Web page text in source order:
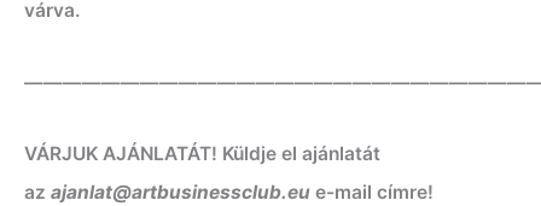
várva.
VÁRJUK AJÁNLATÁT! Küldje el ajánlatát
az ajanlat@artbusinessclub.eu e-mail címre!